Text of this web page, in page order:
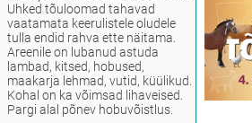
Uhked tõuloomad tahavad
vaatamata keerulistele oludele
tulla endid rahva ette näitama.
Areenile on lubanud astuda
lambad, kitsed, hobused,
maakarja lehmad, vutid, küülikud.
Kohal on ka võimsad lihaveised.
Pargi alal põnev hobuvõistlus.